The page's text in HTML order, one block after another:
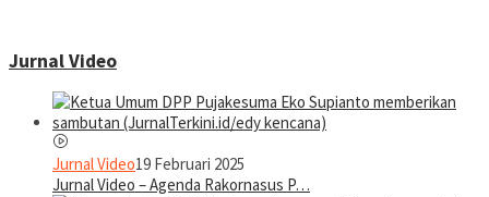
Jurnal Video
Jurnal Video19 Februari 2025
Jurnal Video – Agenda Rakornasus P…